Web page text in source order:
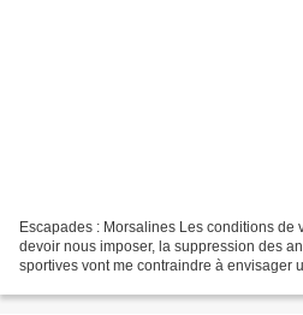
Escapades : Morsalines Les conditions de
devoir nous imposer, la suppression des
sportives vont me contraindre à envisager